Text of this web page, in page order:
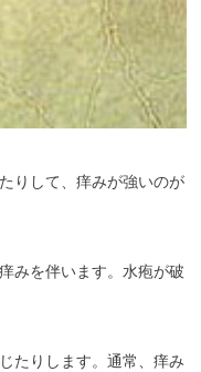
りして、痒みが強いのが
みを伴います。水疱が破
たりします。通常、痒み